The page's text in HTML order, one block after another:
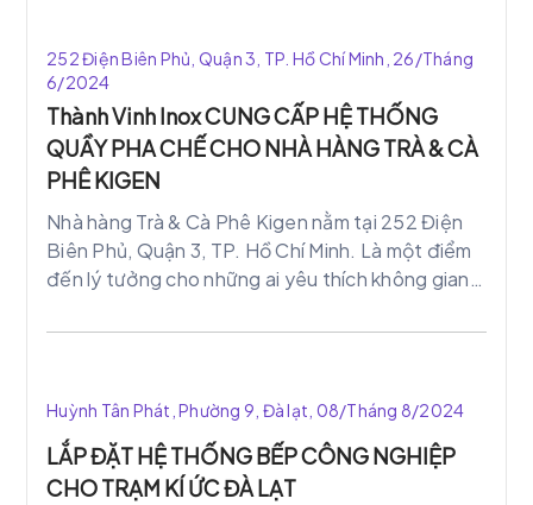
252 Điện Biên Phủ, Quận 3, TP. Hồ Chí Minh, 26/Tháng
6/2024
Thành Vinh Inox CUNG CẤP HỆ THỐNG
QUẦY PHA CHẾ CHO NHÀ HÀNG TRÀ & CÀ
PHÊ KIGEN
Nhà hàng Trà & Cà Phê Kigen nằm tại 252 Điện
Biên Phủ, Quận 3, TP. Hồ Chí Minh. Là một điểm
đến lý tưởng cho những ai yêu thích không gian
chất lượng phục vụ và mang lại trải nghiệm tốt
pha chế hiện đại và tiện nghi.
Huỳnh Tân Phát, Phường 9, Đà lạt, 08/Tháng 8/2024
LẮP ĐẶT HỆ THỐNG BẾP CÔNG NGHIỆP
CHO TRẠM KÍ ỨC ĐÀ LẠT